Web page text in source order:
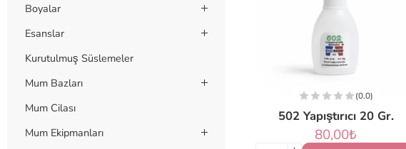
502 Yapıştırıcı 20 Gr.
(0.0)
80,00₺
Boyalar
Esanslar
Kurutulmuş Süslemeler
Mum Bazları
Mum Cilası
Mum Ekipmanları